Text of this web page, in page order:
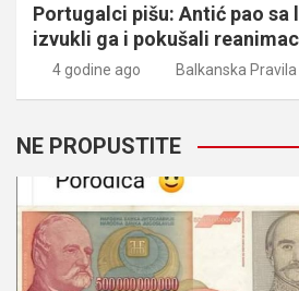
Portugalci pišu: Antić pao sa
izvukli ga i pokušali
4 godine ago Balkanska Pravila
NE PROPUSTITE